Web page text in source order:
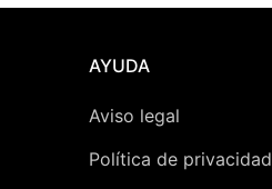
AYUDA
Aviso legal
Política de privacidad